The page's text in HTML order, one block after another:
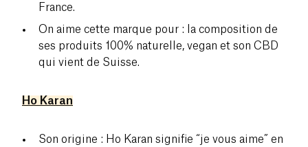
France.
On aime cette marque pour : la composition de
ses produits 100% naturelle, vegan et son CBD
qui vient de Suisse.
Ho Karan
Son origine : Ho Karan signifie “je vous aime” en